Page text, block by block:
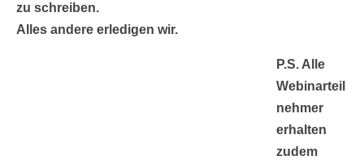
zu schreiben.
Alles andere erledigen wir.
P.S. Alle
Webinarteil
nehmer
erhalten
zudem